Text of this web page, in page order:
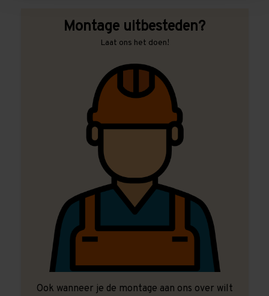
Montage uitbesteden?
Laat ons het doen!
Ook wanneer je de montage aan ons over wilt